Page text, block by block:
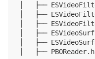
│   ├──
│   ├──
│   ├──
│   ├──
│   ├──
│   ├──